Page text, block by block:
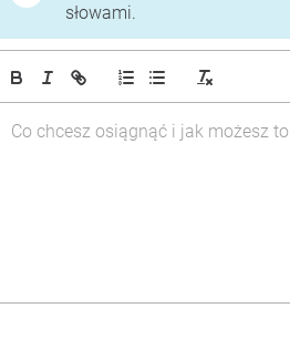
słowami.